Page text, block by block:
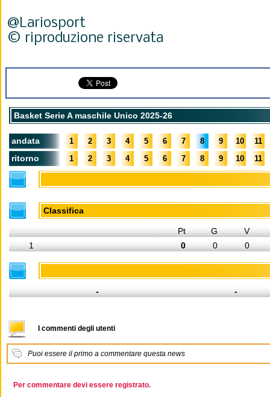
@Lariosport
© riproduzione riservata
Basket Serie A maschile Unico 2025-26
andata 1 2 3 4 5 6 7 8 9 10 11
ritorno 1 2 3 4 5 6 7 8 9 10 11
Classifica
Pt G
V
1
0 0 0
- -
I commenti degli utenti
Puoi essere il primo a commentare questa news
Per commentare devi essere registrato.